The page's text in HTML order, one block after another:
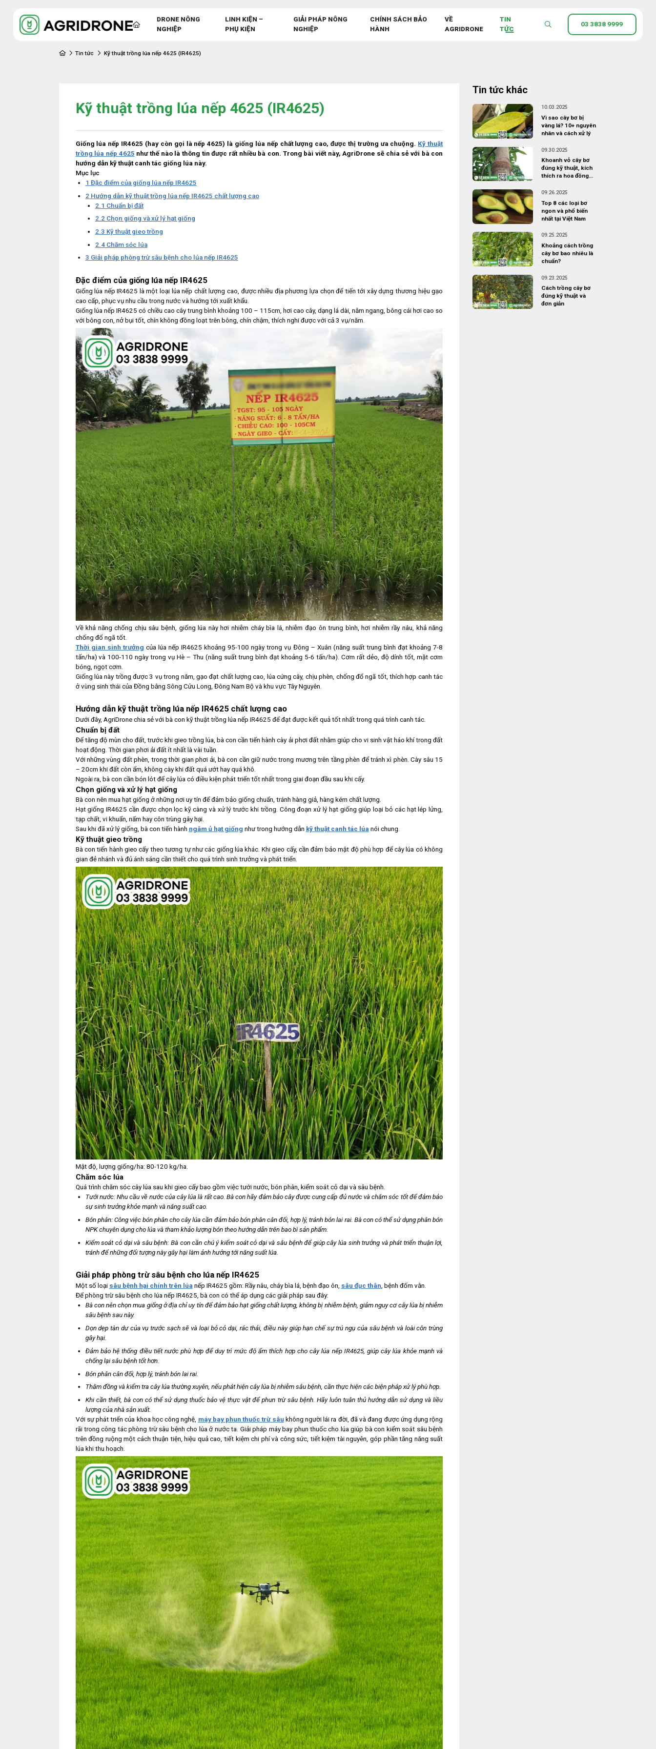
DRONE NÔNG
NGHIỆP
LINH KIỆN –
PHỤ KIỆN
GIẢI PHÁP NÔNG
NGHIỆP
CHÍNH SÁCH BẢO
HÀNH
VỀ
AGRIDRONE
TIN
TỨC
03 3838 9999
Tin tức Kỹ thuật trồng lúa nếp 4625 (IR4625)
Kỹ thuật trồng lúa nếp 4625 (IR4625)
Giống lúa nếp IR4625 (hay còn gọi là nếp 4625) là giống lúa nếp chất lượng cao, được thị trường ưa chuộng. Kỹ thuật
trồng lúa nếp 4625 như thế nào là thông tin được rất nhiều bà con. Trong bài viết này, AgriDrone sẽ chia sẻ với bà con
hướng dẫn kỹ thuật canh tác giống lúa này.
Mục lục
1 Đặc điểm của giống lúa nếp IR4625
2 Hướng dẫn kỹ thuật trồng lúa nếp IR4625 chất lượng cao
2.1 Chuẩn bị đất
2.2 Chọn giống và xử lý hạt giống
2.3 Kỹ thuật gieo trồng
2.4Chăm sóc lúa
3 Giải pháp phòng trừ sâu bệnh cho lúa nếp IR4625
Đặc điểm của giống lúa nếp IR4625
Giống lúa nếp IR4625 là một loại lúa nếp chất lượng cao, được nhiều địa phương lựa chọn để tiến tới xây dựng thương hiệu gạo
cao cấp, phục vụ nhu cầu trong nước và hướng tới xuất khẩu.
Giống lúa nếp IR4625 có chiều cao cây trung bình khoảng 100 – 115cm, hơi cao cây, dạng lá dài, nằm ngang, bông cái hơi cao so
với bông con, nở bụi tốt, chín không đồng loạt trên bông, chín chậm, thích nghi được với cả 3 vụ/năm.
Về khả năng chống chịu sâu bệnh, giống lúa này hơi nhiễm cháy bìa lá, nhiễm đạo ôn trung bình, hơi nhiễm rầy nâu, khả năng
chống đổ ngã tốt.
Thời gian sinh trưởng của lúa nếp IR4625 khoảng 95-100 ngày trong vụ Đông – Xuân (năng suất trung bình đạt khoảng 7-8
tấn/ha) và 100-110 ngày trong vụ Hè – Thu (năng suất trung bình đạt khoảng 5-6 tấn/ha). Cơm rất dẻo, độ dính tốt, mặt cơm
bóng, ngọt cơm.
Giống lúa này trồng được 3 vụ trong năm, gạo đạt chất lượng cao, lúa cứng cây, chịu phèn, chống đổ ngã tốt, thích hợp canh tác
ở vùng sinh thái của Đồng bằng Sông Cửu Long, Đông Nam Bộ và khu vực Tây Nguyên.
Hướng dẫn kỹ thuật trồng lúa nếp IR4625 chất lượng cao
Dưới đây, AgriDrone chia sẻ với bà con kỹ thuật trồng lúa nếp IR4625 để đạt được kết quả tốt nhất trong quá trình canh tác.
Chuẩn bị đất
Để tăng độ mùn cho đất, trước khi gieo trồng lúa, bà con cần tiến hành cày ải phơi đất nhằm giúp cho vi sinh vật háo khí trong đất
hoạt động. Thời gian phơi ải đất ít nhất là vài tuần.
Với những vùng đất phèn, trong thời gian phơi ải, bà con cần giữ nước trong mương trên tầng phèn để tránh xì phèn. Cày sâu 15
– 20cm khi đất còn ẩm, không cày khi đất quá ướt hay quá khô.
Ngoài ra, bà con cần bón lót để cây lúa có điều kiện phát triển tốt nhất trong giai đoạn đầu sau khi cấy.
Chọn giống và xử lý hạt giống
Bà con nên mua hạt giống ở những nơi uy tín để đảm bảo giống chuẩn, tránh hàng giả, hàng kém chất lượng.
Hạt giống IR4625 cần được chọn lọc kỹ càng và xử lý trước khi trồng. Công đoạn xử lý hạt giống giúp loại bỏ các hạt lép lửng,
tạp chất, vi khuẩn, nấm hay côn trùng gây hại.
Sau khi đã xử lý giống, bà con tiến hành ngâm ủ hạt giống như trong hướng dẫn kỹ thuật canh tác lúa nói chung.
Kỹ thuật gieo trồng
Bà con tiến hành gieo cấy theo tương tự như các giống lúa khác. Khi gieo cấy, cần đảm bảo mật độ phù hợp để cây lúa có không
gian đẻ nhánh và đủ ánh sáng cần thiết cho quá trình sinh trưởng và phát triển.
Mật độ, lượng giống/ha: 80-120 kg/ha.
Chăm sóc lúa
Quá trình chăm sóc cây lúa sau khi gieo cấy bao gồm việc tưới nước, bón phân, kiểm soát cỏ dại và sâu bệnh.
Tưới nước: Nhu cầu về nước của cây lúa là rất cao. Bà con hãy đảm bảo cây được cung cấp đủ nước và chăm sóc tốt để đảm bảo
sự sinh trưởng khỏe mạnh và năng suất cao.
Bón phân: Công việc bón phân cho cây lúa cần đảm bảo bón phân cân đối, hợp lý, tránh bón lai rai. Bà con có thể sử dụng phân bón
NPK chuyên dụng cho lúa và tham khảo lượng bón theo hướng dẫn trên bao bì sản phẩm.
Kiểm soát cỏ dại và sâu bệnh: Bà con cần chú ý kiểm soát cỏ dại và sâu bệnh để giúp cây lúa sinh trưởng và phát triển thuận lợi,
tránh để những đối tượng này gây hại làm ảnh hưởng tới năng suất lúa.
Giải pháp phòng trừ sâu bệnh cho lúa nếp IR4625
Một số loại sâu bệnh hại chính trên lúa nếp IR4625 gồm: Rầy nâu, cháy bìa lá, bệnh đạo ôn, sâu đục thân, bệnh đốm vằn.
Để phòng trừ sâu bệnh cho lúa nếp IR4625, bà con có thể áp dụng các giải pháp sau đây:
Bà con nên chọn mua giống ở địa chỉ uy tín để đảm bảo hạt giống chất lượng, không bị nhiễm bệnh, giảm nguy cơ cây lúa bị nhiễm
sâu bệnh sau này.
Dọn dẹp tàn dư của vụ trước sạch sẽ và loại bỏ cỏ dại, rác thải, điều này giúp hạn chế sự trú ngụ của sâu bệnh và loài côn trùng
gây hại.
Đảm bảo hệ thống điều tiết nước phù hợp để duy trì mức độ ẩm thích hợp cho cây lúa nếp IR4625, giúp cây lúa khỏe mạnh và
chống lại sâu bệnh tốt hơn.
Bón phân cân đối, hợp lý, tránh bón lai rai.
Thăm đồng và kiểm tra cây lúa thường xuyên, nếu phát hiện cây lúa bị nhiễm sâu bệnh, cần thực hiện các biện pháp xử lý phù hợp.
Khi cần thiết, bà con có thể sử dụng thuốc bảo vệ thực vật để phun trừ sâu bệnh. Hãy luôn tuân thủ hướng dẫn sử dụng và liều
lượng của nhà sản xuất.
Với sự phát triển của khoa học công nghệ, máy bay phun thuốc trừ sâu không người lái ra đời, đã và đang được ứng dụng rộng
rãi trong công tác phòng trừ sâu bệnh cho lúa ở nước ta. Giải pháp máy bay phun thuốc cho lúa giúp bà con kiểm soát sâu bệnh
trên đồng ruộng một cách thuận tiện, hiệu quả cao, tiết kiệm chi phí và công sức, tiết kiệm tài nguyên, góp phần tăng năng suất
lúa khi thu hoạch.
Tin tức khác
10.03.2025
Vì sao cây bơ bị
vàng lá? 10+ nguyên
nhân và cách xử lý
09.30.2025
Khoanh vỏ cây bơ
đúng kỹ thuật, kích
thích ra hoa đồng
09.26.2025
Top 8 các loại bơ
ngon và phổ biến
nhất tại Việt Nam
09.25.2025
Khoảng cách trồng
cây bơ bao nhiêu là
chuẩn?
09.23.2025
Cách trồng cây bơ
đúng kỹ thuật và
đơn giản